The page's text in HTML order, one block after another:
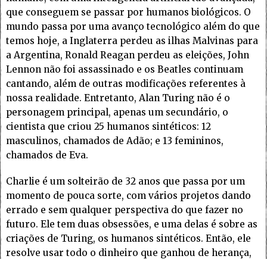
que conseguem se passar por humanos biológicos. O
mundo passa por uma avanço tecnológico além do que
temos hoje, a Inglaterra perdeu as ilhas Malvinas para
a Argentina, Ronald Reagan perdeu as eleições, John
Lennon não foi assassinado e os Beatles continuam
cantando, além de outras modificações referentes à
nossa realidade. Entretanto, Alan Turing não é o
personagem principal, apenas um secundário, o
cientista que criou 25 humanos sintéticos: 12
masculinos, chamados de Adão; e 13 femininos,
chamados de Eva.
Charlie é um solteirão de 32 anos que passa por um
momento de pouca sorte, com vários projetos dando
errado e sem qualquer perspectiva do que fazer no
futuro. Ele tem duas obsessões, e uma delas é sobre as
criações de Turing, os humanos sintéticos. Então, ele
resolve usar todo o dinheiro que ganhou de herança,